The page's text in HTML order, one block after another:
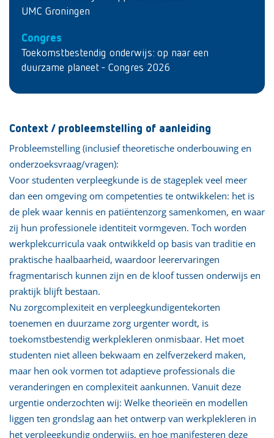
UMC Groningen
Congres
Toekomstbestendig onderwijs: op naar een
duurzame planeet - Congres 2026
Context / probleemstelling of aanleiding
Probleemstelling (inclusief theoretische onderbouwing en
onderzoeksvraag/vragen):
Voor studenten verpleegkunde is de stageplek veel meer
dan een omgeving om competenties te ontwikkelen: het is
de plek waar kennis en patiëntenzorg samenkomen, en waar
zij hun professionele identiteit vormgeven. Toch worden
werkplekcurricula vaak ontwikkeld op basis van traditie en
praktische haalbaarheid, waardoor leerervaringen
fragmentarisch kunnen zijn en de kloof tussen onderwijs en
praktijk blijft bestaan.
Nu zorgcomplexiteit en verpleegkundigentekorten
toenemen en duurzame zorg urgenter wordt, is
toekomstbestendig werkplekleren onmisbaar. Het moet
studenten niet alleen bekwaam en zelfverzekerd maken,
maar hen ook vormen tot adaptieve professionals die
veranderingen en complexiteit aankunnen. Vanuit deze
urgentie onderzochten wij: Welke theorieën en modellen
liggen ten grondslag aan het ontwerp van werkplekleren in
het verpleegkundig onderwijs, en hoe manifesteren deze